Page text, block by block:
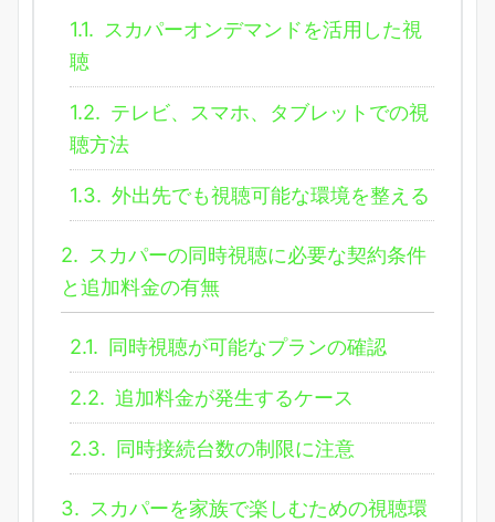
1.1. スカパーオンデマンドを活用した視
聴
1.2. テレビ、スマホ、タブレットでの視
聴方法
1.3. 外出先でも視聴可能な環境を整える
2. スカパーの同時視聴に必要な契約条件
と追加料金の有無
2.1. 同時視聴が可能なプランの確認
2.2. 追加料金が発生するケース
2.3. 同時接続台数の制限に注意
3. スカパーを家族で楽しむための視聴環